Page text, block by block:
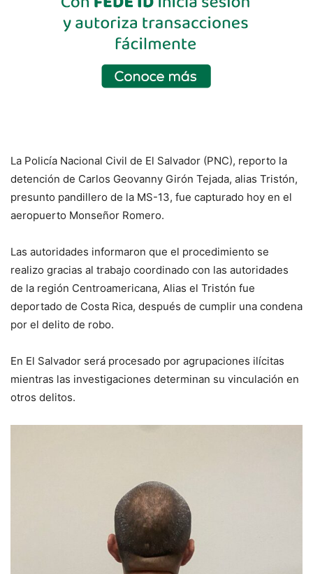
La Policía Nacional Civil de El Salvador (PNC), reporto la
detención de Carlos Geovanny Girón Tejada, alias Tristón,
presunto pandillero de la MS-13, fue capturado hoy en el
aeropuerto Monseñor Romero.
Las autoridades informaron que el procedimiento se
realizo gracias al trabajo coordinado con las autoridades
de la región Centroamericana, Alias el Tristón fue
deportado de Costa Rica, después de cumplir una condena
por el delito de robo.
En El Salvador será procesado por agrupaciones ilícitas
mientras las investigaciones determinan su vinculación en
otros delitos.